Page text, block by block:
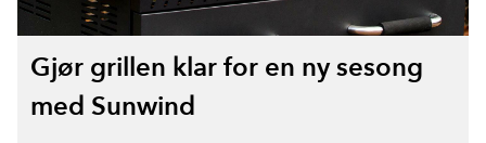
Gjør grillen klar for en ny sesong
med Sunwind